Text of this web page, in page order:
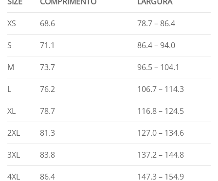
XS 68.6 78.7 – 86.4
S 71.1 86.4 – 94.0
M 73.7 96.5 – 104.1
L 76.2 106.7 – 114.3
XL 78.7 116.8 – 124.5
2XL 81.3 127.0 – 134.6
3XL 83.8 137.2 – 144.8
4XL 86.4 147.3 – 154.9